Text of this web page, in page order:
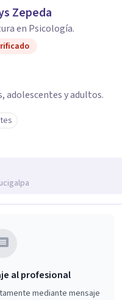
Zepeda
en Psicología.
adolescentes y adultos.
al profesional
mediante mensaje